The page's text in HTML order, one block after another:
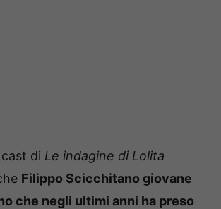
di Le indagine di Lolita
Filippo Scicchitano giovane
che negli ultimi anni ha preso